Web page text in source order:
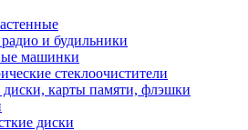
и будильники
машинки
стеклоочистители
карты памяти, флэшки
диски